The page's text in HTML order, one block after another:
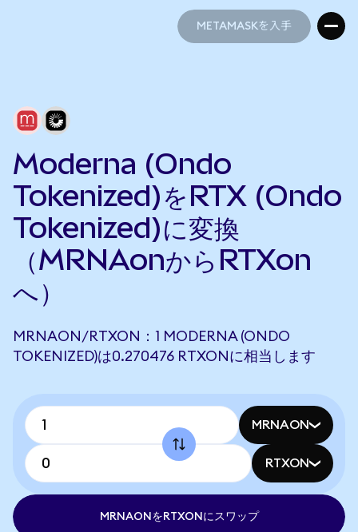
METAMASKを入手
Moderna (Ondo
Tokenized)をRTX (Ondo
Tokenized)に変換
（MRNAonからRTXon
へ）
MRNAON/RTXON：1 MODERNA (ONDO
TOKENIZED)は0.270476 RTXONに相当します
MRNAON
RTXON
MRNAONをRTXONにスワップ